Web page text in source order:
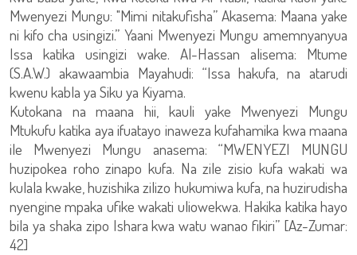
Mwenyezi Mungu: "Mimi nitakufisha” Akasema: Maana yake
ni kifo cha usingizi.” Yaani Mwenyezi Mungu amemnyanyua
Issa katika usingizi wake. Al-Hassan alisema: Mtume
(S.A.W.) akawaambia Mayahudi: “Issa hakufa, na atarudi
kwenu kabla ya Siku ya Kiyama.
Kutokana na maana hii, kauli yake Mwenyezi Mungu
Mtukufu katika aya ifuatayo inaweza kufahamika kwa maana
ile Mwenyezi Mungu anasema: “MWENYEZI MUNGU
huzipokea roho zinapo kufa. Na zile zisio kufa wakati wa
kulala kwake, huzishika zilizo hukumiwa kufa, na huzirudisha
nyengine mpaka ufike wakati uliowekwa. Hakika katika hayo
bila ya shaka zipo Ishara kwa watu wanao fikiri” [Az-Zumar:
42]